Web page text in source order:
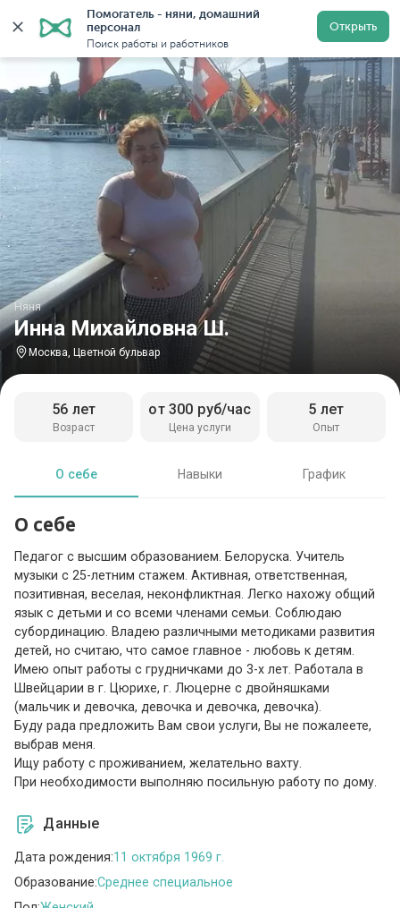
Помогатель - няни, домашний
персонал
Поиск работы и работников
Открыть
Главная Няни Няни в Москве Няни у метро
Инна Михайловна Ш.
Няня
Москва, Цветной бульвар
Возраст
56 лет
Цена услуги
от 300 руб/час
Опыт
5 лет
О себе Навыки График
О себе
Педагог с высшим образованием. Белоруска. Учитель
музыки с 25-летним стажем. Активная, ответственная,
позитивная, веселая, неконфликтная. Легко нахожу общий
язык с детьми и со всеми членами семьи. Соблюдаю
субординацию. Владею различными методиками развития
детей, но считаю, что самое главное - любовь к детям.
Имею опыт работы с грудничками до 3-х лет. Работала в
Швейцарии в г. Цюрихе, г. Люцерне с двойняшками
(мальчик и девочка, девочка и девочка, девочка).
Буду рада предложить Вам свои услуги, Вы не пожалеете,
выбрав меня.
Ищу работу с проживанием, желательно вахту.
При необходимости выполняю посильную работу по дому.
Данные
Дата рождения:11 октября 1969 г.
Образование:Среднее специальное